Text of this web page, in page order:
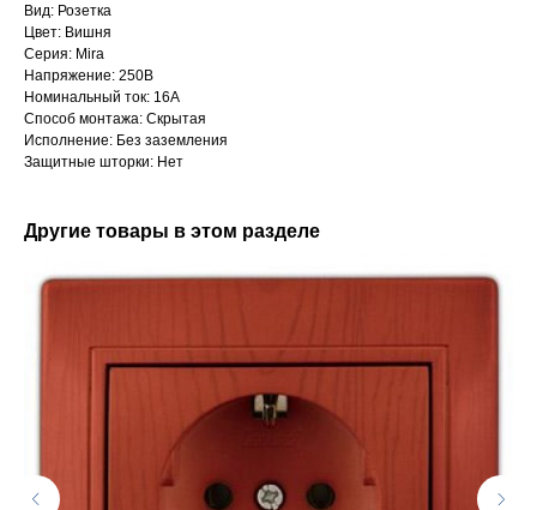
Вид: Розетка
Цвет: Вишня
Серия: Mira
Напряжение: 250В
Номинальный ток: 16А
Способ монтажа: Скрытая
Исполнение: Без заземления
Защитные шторки: Нет
Другие товары в этом разделе